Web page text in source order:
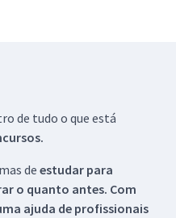
de tudo o que está
de estudar para
o quanto antes. Com
ajuda de profissionais